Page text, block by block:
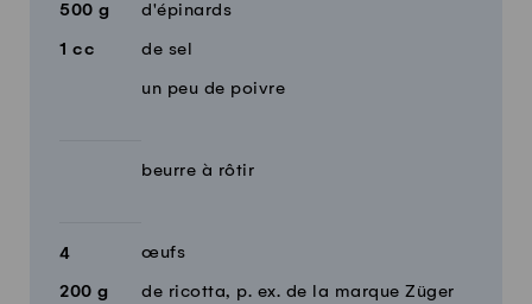
500 g d'épinards
1 cc de sel
un peu de poivre
beurre à rôtir
4 œufs
200 g de ricotta, p. ex. de la marque Züger